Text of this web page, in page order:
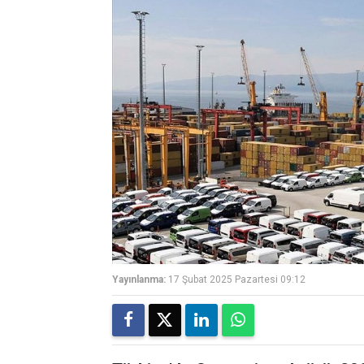
Yayınlanma: 17 Şubat 2025 Pazartesi 09:12